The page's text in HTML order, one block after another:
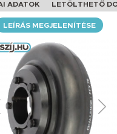
ADATOK LETÖLTHETŐ
LEÍRÁS MEGJELENÍTÉSE